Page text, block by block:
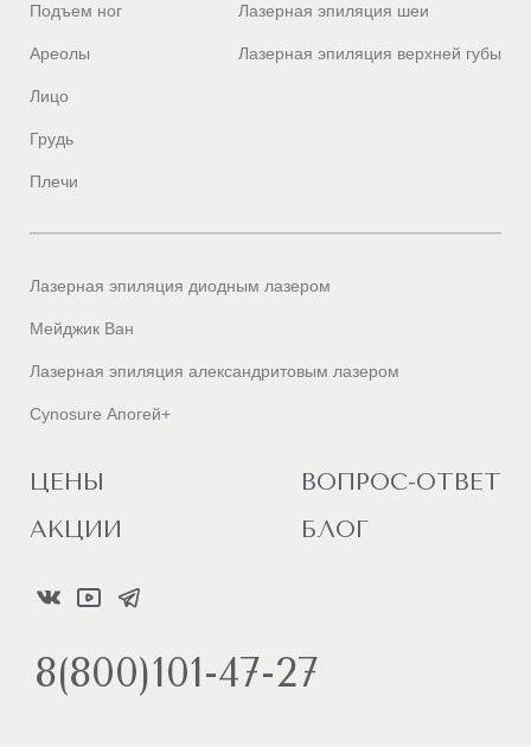
Подъем ног
Ареолы
Лицо
Грудь
Плечи
Лазерная эпиляция шеи
Лазерная эпиляция верхней губы
Лазерная эпиляция диодным лазером
Мейджик Ван
Лазерная эпиляция александритовым лазером
Cynosure Апогей+
ЦЕНЫ
АКЦИИ
ВОПРОС-ОТВЕТ
БЛОГ
8(800)101-47-27